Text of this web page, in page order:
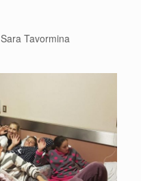
Sara Tavormina